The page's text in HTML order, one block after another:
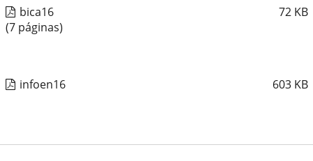
bica16 72 KB
(7 páginas)
infoen16 603 KB